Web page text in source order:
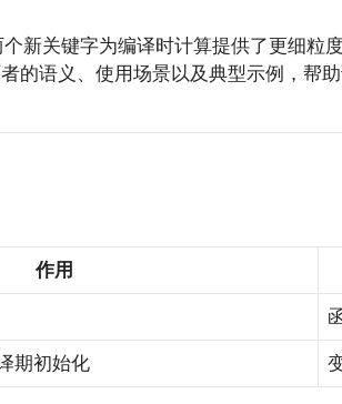
个新关键字为编译时计算提供了更细粒
的语义、使用场景以及典型示例，帮助
作用
期初始化